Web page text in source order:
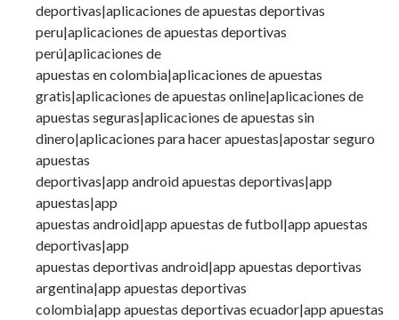
deportivas|aplicaciones de apuestas deportivas
peru|aplicaciones de apuestas deportivas
perú|aplicaciones de
apuestas en colombia|aplicaciones de apuestas
gratis|aplicaciones de apuestas online|aplicaciones de
apuestas seguras|aplicaciones de apuestas sin
dinero|aplicaciones para hacer apuestas|apostar seguro
apuestas
deportivas|app android apuestas deportivas|app
apuestas|app
apuestas android|app apuestas de futbol|app apuestas
deportivas|app
apuestas deportivas android|app apuestas deportivas
argentina|app apuestas deportivas
colombia|app apuestas deportivas ecuador|app apuestas